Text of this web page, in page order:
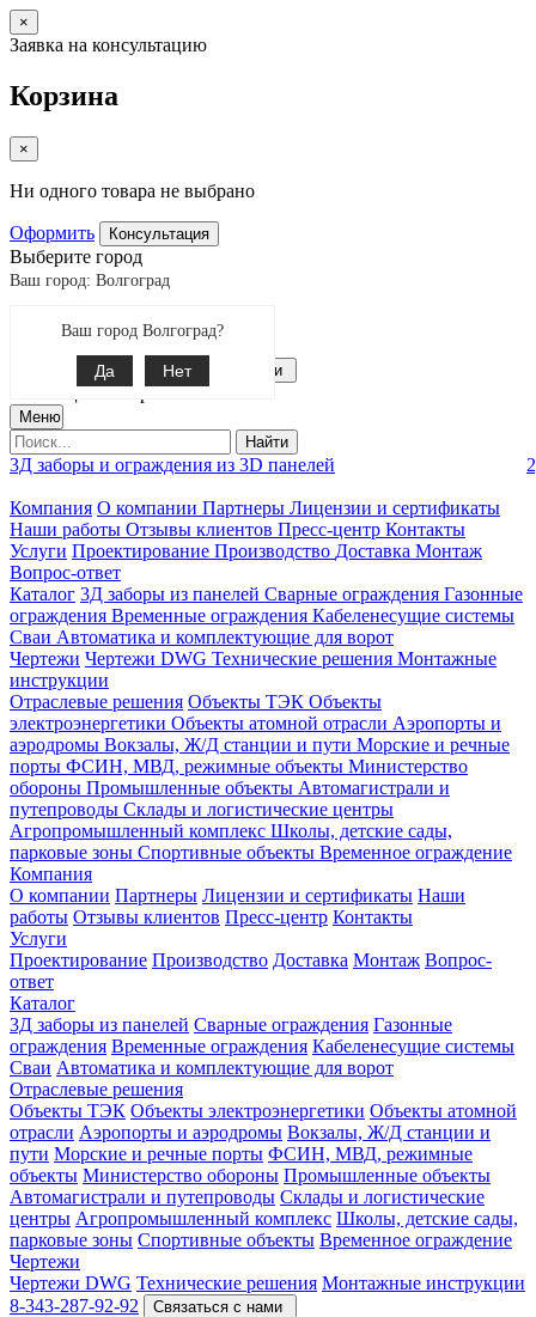
×
Заявка на консультацию
Корзина
×
Ни одного товара не выбрано
Оформить Консультация
Выберите город
Ваш город: Волгоград
Ваш город Волгоград?
Да Нет
Екатеринбург
8-800-775-99-60
Связаться с нами
позиции товаров
Меню
Найти
3Д заборы и ограждения из 3D панелей
Компания О компании Партнеры Лицензии и сертификаты
Наши работы Отзывы клиентов Пресс-центр Контакты
Услуги Проектирование Производство Доставка Монтаж
Вопрос-ответ
Каталог 3Д заборы из панелей Сварные ограждения Газонные
ограждения Временные ограждения Кабеленесущие системы
Cваи Автоматика и комплектующие для ворот
Чертежи Чертежи DWG Технические решения Монтажные
инструкции
Отраслевые решения Объекты ТЭК Объекты
электроэнергетики Объекты атомной отрасли Аэропорты и
аэродромы Вокзалы, Ж/Д станции и пути Морские и речные
порты ФСИН, МВД, режимные объекты Министерство
обороны Промышленные объекты Автомагистрали и
путепроводы Склады и логистические центры
Агропромышленный комплекс Школы, детские сады,
парковые зоны Спортивные объекты Временное ограждение
Компания
О компании Партнеры Лицензии и сертификаты Наши
работы Отзывы клиентов Пресс-центр Контакты
Услуги
Проектирование Производство Доставка Монтаж Вопрос-
ответ
Каталог
3Д заборы из панелей Сварные ограждения Газонные
ограждения Временные ограждения Кабеленесущие системы
Cваи Автоматика и комплектующие для ворот
Отраслевые решения
Объекты ТЭК Объекты электроэнергетики Объекты атомной
отрасли Аэропорты и аэродромы Вокзалы, Ж/Д станции и
пути Морские и речные порты ФСИН, МВД, режимные
объекты Министерство обороны Промышленные объекты
Автомагистрали и путепроводы Склады и логистические
центры Агропромышленный комплекс Школы, детские сады,
парковые зоны Спортивные объекты Временное ограждение
Чертежи
Чертежи DWG Технические решения Монтажные инструкции
8-343-287-92-92
Связаться с нами